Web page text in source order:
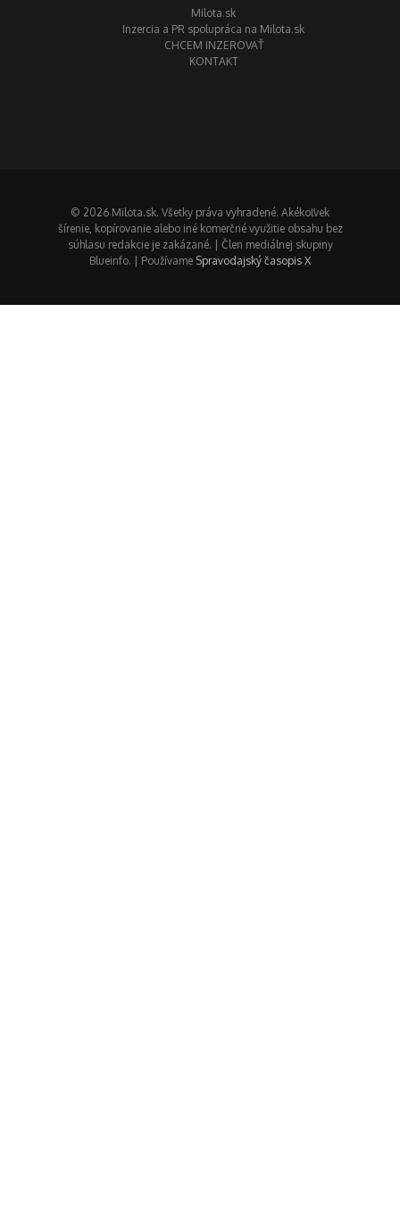
Milota.sk
Inzercia a PR spolupráca na Milota.sk
CHCEM INZEROVAŤ
KONTAKT
© 2026 Milota.sk. Všetky práva vyhradené. Akékoľvek
šírenie, kopírovanie alebo iné komerčné využitie obsahu bez
súhlasu redakcie je zakázané. | Člen mediálnej skupiny
Blueinfo. | Používame Spravodajský časopis X